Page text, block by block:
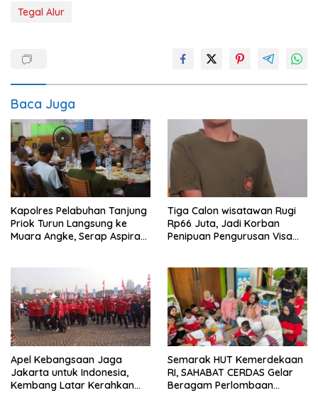
Tegal Alur
Baca Juga
Kapolres Pelabuhan Tanjung
Priok Turun Langsung ke
Muara Angke, Serap Aspirasi
Tiga Calon wisatawan Rugi
Rp66 Juta, Jadi Korban
Penipuan Pengurusan Visa
Apel Kebangsaan Jaga
Jakarta untuk Indonesia,
Kembang Latar Kerahkan
Semarak HUT Kemerdekaan
RI, SAHABAT CERDAS Gelar
Beragam Perlombaan